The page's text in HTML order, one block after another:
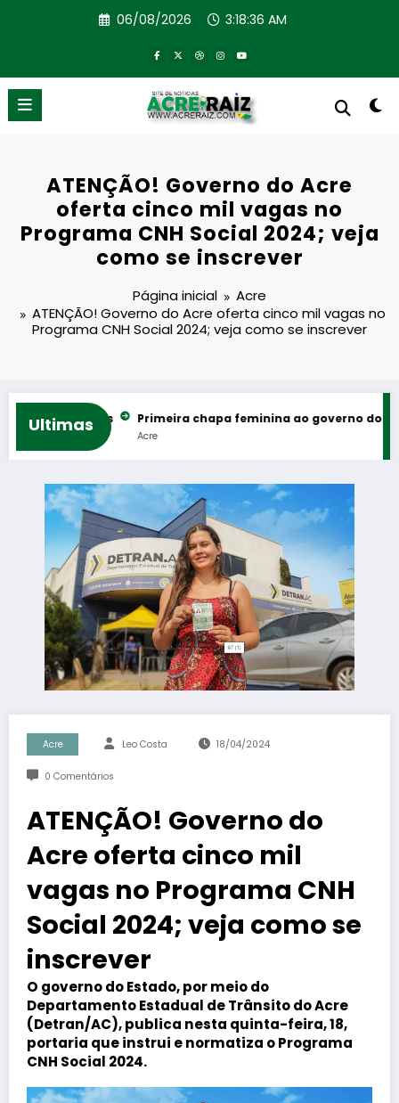
06/08/2026 3:18:36 AM
ATENÇÃO! Governo do Acre
oferta cinco mil vagas no
Programa CNH Social 2024; veja
como se inscrever
Página inicial
Acre
ATENÇÃO! Governo do Acre oferta cinco mil vagas no
Programa CNH Social 2024; veja como se inscrever
Ultimas
e rodeios Primeira chapa feminina ao governo do Acre
Acre
Acre Leo Costa 18/04/2024
0 Comentários
ATENÇÃO! Governo do
Acre oferta cinco mil
vagas no Programa CNH
Social 2024; veja como se
inscrever
O governo do Estado, por meio do
Departamento Estadual de Trânsito do Acre
(Detran/AC), publica nesta quinta-feira, 18,
portaria que instrui e normatiza o Programa
CNH Social 2024.